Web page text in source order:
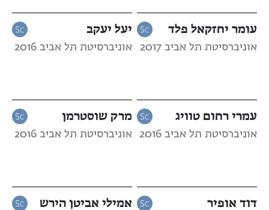
עומר יחזקאל פלד
אוניברסיטת תל אביב 2017
יעל יעקב
אוניברסיטת תל אביב 2016
עמרי רחום טוויג
אוניברסיטת תל אביב 2016
מרק שוסטרמן
אוניברסיטת תל אביב 2016
דוד אופיר אמילי אביטן הירש